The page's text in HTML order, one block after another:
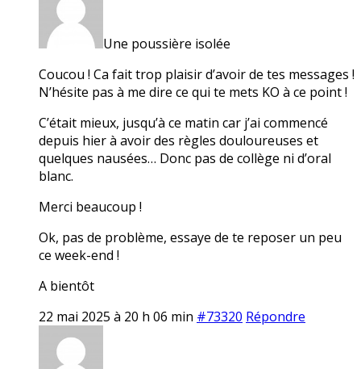
Une poussière isolée
Coucou ! Ca fait trop plaisir d’avoir de tes messages !
N’hésite pas à me dire ce qui te mets KO à ce point !
C’était mieux, jusqu’à ce matin car j’ai commencé
depuis hier à avoir des règles douloureuses et
quelques nausées… Donc pas de collège ni d’oral
blanc.
Merci beaucoup !
Ok, pas de problème, essaye de te reposer un peu
ce week-end !
A bientôt
22 mai 2025 à 20 h 06 min #73320 Répondre